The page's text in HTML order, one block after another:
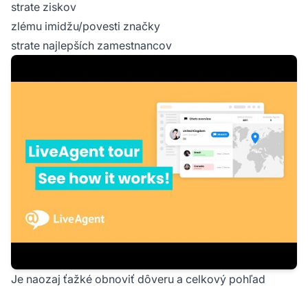
strate ziskov
zlému imidžu/povesti značky
strate najlepších zamestnancov
Je naozaj ťažké obnoviť dôveru a celkový pohľad